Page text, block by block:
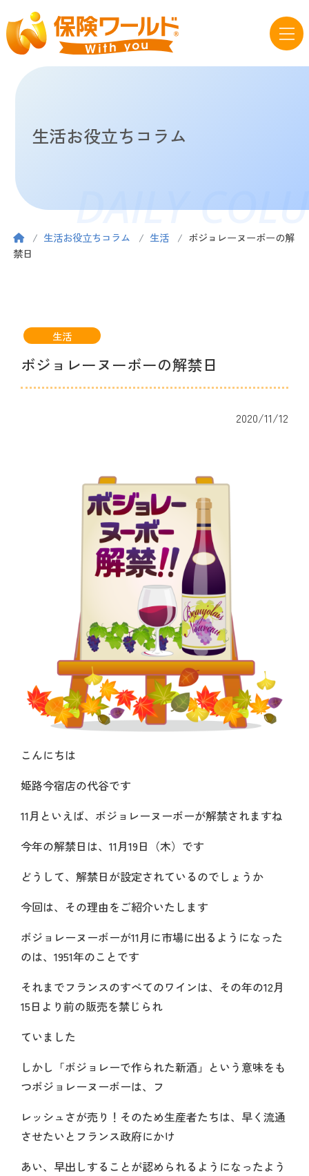
生活お役立ちコラム
DAILY
生活お役立ちコラム 生活
ボジョレーヌーボーの解
禁日
生活
ボジョレーヌーボーの解禁日
2020/11/12
こんにちは
姫路今宿店の代谷です
11月といえば、ボジョレーヌーボーが解禁されますね
今年の解禁日は、11月19日（木）です
どうして、解禁日が設定されているのでしょうか
今回は、その理由をご紹介いたします
ボジョレーヌーボーが11月に市場に出るようになった
のは、1951年のことです
それまでフランスのすべてのワインは、その年の12月
15日より前の販売を禁じられ
ていました
しかし「ボジョレーで作られた新酒」という意味をも
つボジョレーヌーボーは、フ
レッシュさが売り！そのため生産者たちは、早く流通
させたいとフランス政府にかけ
あい、早出しすることが認められるようになったよう